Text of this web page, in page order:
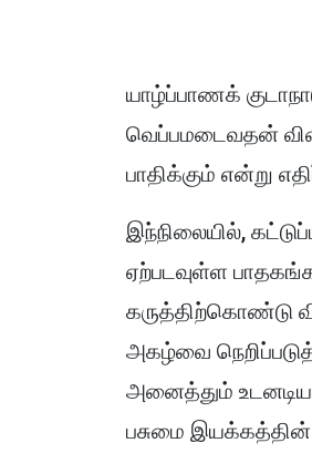
யாழ்ப்பாணக்
வெப்பமடைவதன்
பாதிக்கும் என்று
இந்நிலையில்,
ஏற்படவுள்ள
கருத்திற்கொண்டு
அகழ்வை
அனைத்தும்
பசுமை